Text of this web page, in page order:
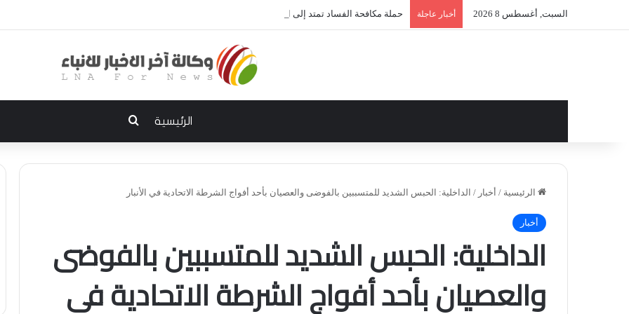
السبت, أغسطس 8 2026 أخبار عاجلة حملة مكافحة الفساد تمتد إلى الديوانية.. النزاهة تعتقل مدير توزيع كهرباء الديوانية السابق ومعاونه
الرئيسية بحث عن
الرئيسية / أخبار / الداخلية: الحبس الشديد للمتسببين بالفوضى والعصيان بأحد أفواج الشرطة الاتحادية في الأنبار
أخبار
الداخلية: الحبس الشديد للمتسببين بالفوضى
والعصيان بأحد أفواج الشرطة الاتحادية في